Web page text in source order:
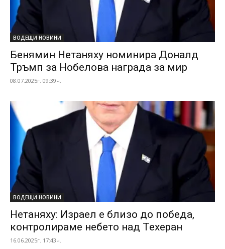
ВОДЕЩИ НОВИНИ
Бенямин Нетаняху номинира Доналд
Тръмп за Нобелова награда за мир
08.07.2025г. 09:39ч.
ВОДЕЩИ НОВИНИ
Нетаняху: Израел е близо до победа,
контролираме небето над Техеран
16.06.2025г. 17:43ч.